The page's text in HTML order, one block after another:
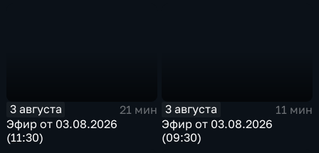
3 августа
21 мин
Эфир от 03.08.2026
(11:30)
3 августа
11 мин
Эфир от 03.08.2026
(09:30)